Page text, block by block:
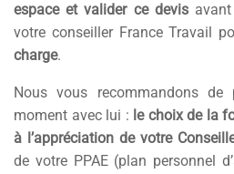
espace et valider ce devisavant
votre conseiller France Travail
charge.
Nous vous recommandons de
moment avec lui : le choix de la
à l’appréciation de votre
de votre PPAE (plan personnel